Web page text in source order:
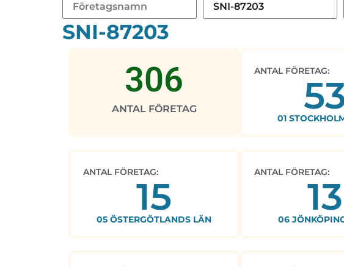
SNI-87203
ANTAL FÖRETAG
306 ANTAL FÖRETAG:
01
ANTAL FÖRETAG:
15
05 ÖSTERGÖTLANDS LÄN
ANTAL FÖRETAG:
13
06